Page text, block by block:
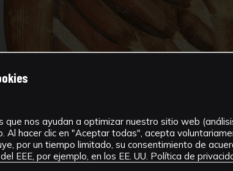
que nos ayudan a optimizar nuestro sitio web
Al hacer clic en "Aceptar todas", acepta
por un tiempo limitado, su consentimiento de
EEE, por ejemplo, en los EE. UU. Política de